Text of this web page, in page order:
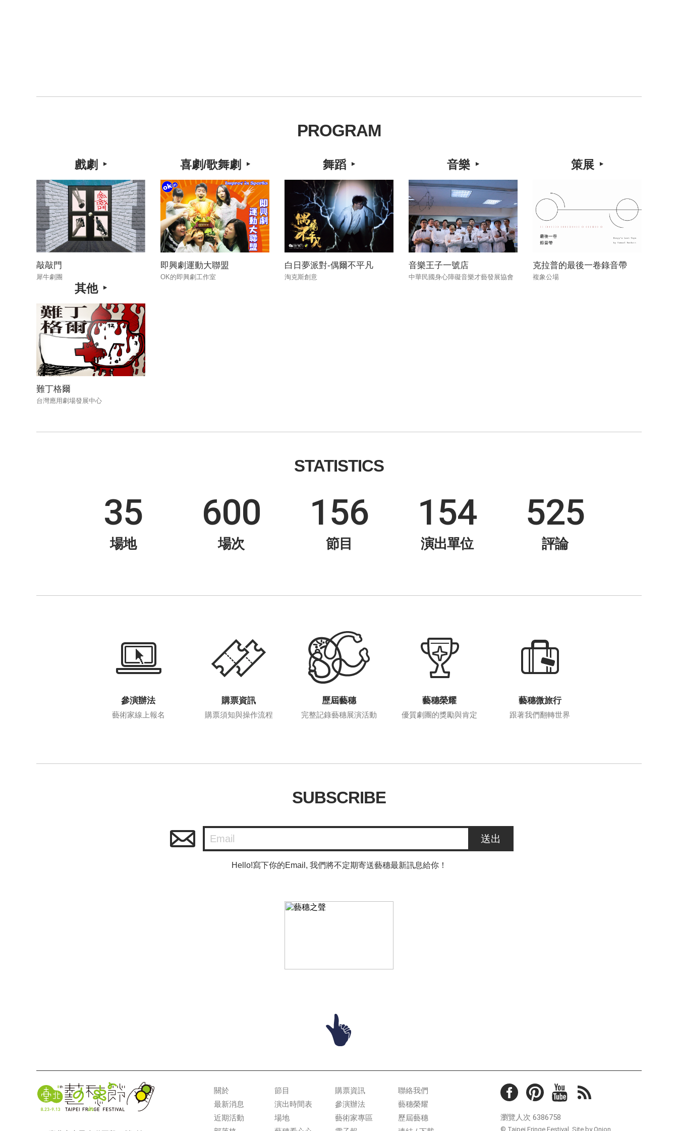
PROGRAM
戲劇
敲敲門
犀牛劇團
喜劇/歌舞劇
即興劇運動大聯盟
OK的即興劇工作室
舞蹈
白日夢派對-偶爾不平凡
淘克斯創意
音樂
音樂王子一號店
中華民國身心障礙音樂才藝發展協會
策展
克拉普的最後一卷錄音帶
複象公場
其他
難丁格爾
台灣應用劇場發展中心
STATISTICS
35
場地
600
場次
156
節目
154
演出單位
525
評論
參演辦法
藝術家線上報名
購票資訊
購票須知與操作流程
歷屆藝穗
完整記錄藝穗展演活動
藝穗榮耀
優質劇團的獎勵與肯定
藝穗微旅行
跟著我們翻轉世界
SUBSCRIBE
送出
Hello!寫下你的Email, 我們將不定期寄送藝穗最新訊息給你！
關於
最新消息
近期活動
節目
演出時間表
場地
購票資訊
參演辦法
藝術家專區
聯絡我們
藝穗榮耀
歷屆藝穗
瀏覽人次 6386758
© Taipei Fringe Festival. Site by Onion